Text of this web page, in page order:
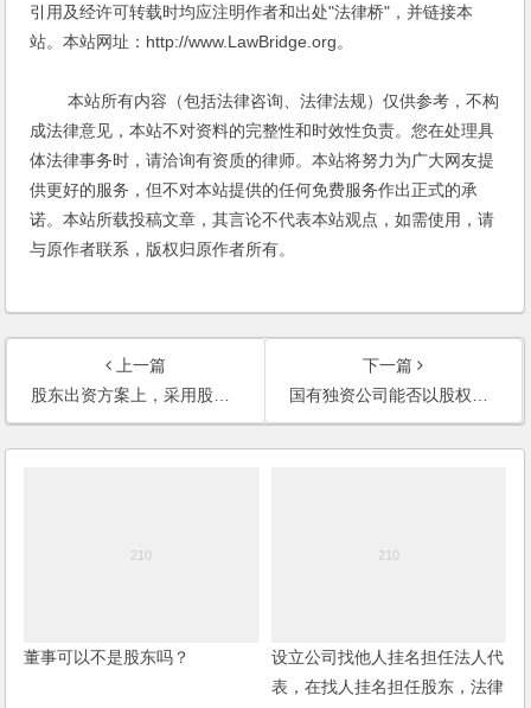
引用及经许可转载时均应注明作者和出处"法律桥"，并链接本
站。本站网址：http://www.LawBridge.org。
本站所有内容（包括法律咨询、法律法规）仅供参考，不构
成法律意见，本站不对资料的完整性和时效性负责。您在处理具
体法律事务时，请洽询有资质的律师。本站将努力为广大网友提
供更好的服务，但不对本站提供的任何免费服务作出正式的承
诺。本站所载投稿文章，其言论不代表本站观点，如需使用，请
与原作者联系，版权归原作者所有。
上一篇
股东出资方案上，采用股东借款给公司，在法律上会不会有问题？
下一篇
国有独资公司能否以股权出资成立子公司？
董事可以不是股东吗？
设立公司找他人挂名担任法人代
表，在找人挂名担任股东，法律